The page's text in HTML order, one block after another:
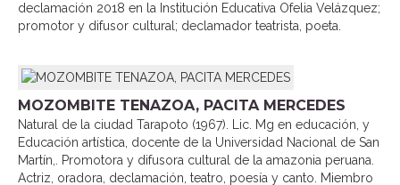
declamación 2018 en la Institución Educativa Ofelia Velázquez;
promotor y difusor cultural; declamador teatrista, poeta.
MOZOMBITE TENAZOA, PACITA MERCEDES
Natural de la ciudad Tarapoto (1967). Lic. Mg en educación, y
Educación artística, docente de la Universidad Nacional de San
Martín,. Promotora y difusora cultural de la amazonia peruana.
Actriz, oradora, declamación, teatro, poesía y canto. Miembro